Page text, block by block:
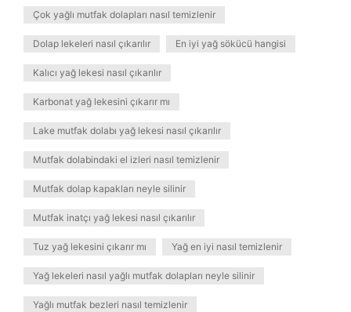
Çok yağlı mutfak dolapları nasıl temizlenir
Dolap lekeleri nasıl çıkarılır En iyi yağ sökücü hangisi
Kalıcı yağ lekesi nasıl çıkarılır
Karbonat yağ lekesini çıkarır mı
Lake mutfak dolabı yağ lekesi nasıl çıkarılır
Mutfak dolabindaki el izleri nasıl temizlenir
Mutfak dolap kapakları neyle silinir
Mutfak inatçı yağ lekesi nasıl çıkarılır
Tuz yağ lekesini çıkarır mı Yağ en iyi nasıl temizlenir
Yağ lekeleri nasıl yağlı mutfak dolapları neyle silinir
Yağlı mutfak bezleri nasıl temizlenir